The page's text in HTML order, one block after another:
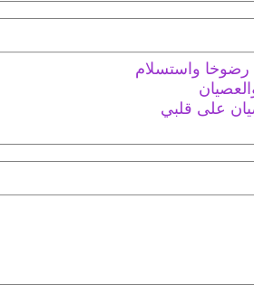
رضوخا واستسلام
على قلبي